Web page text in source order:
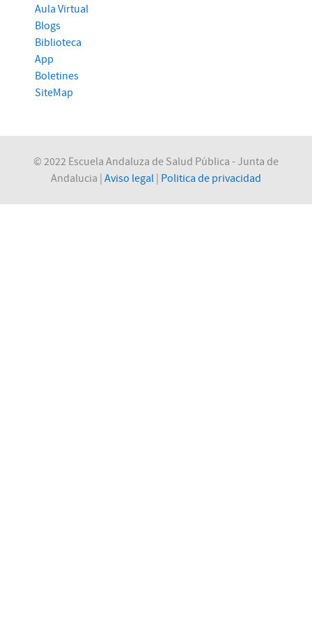
Aula Virtual
Blogs
Biblioteca
App
Boletines
SiteMap
© 2022 Escuela Andaluza de Salud Pública - Junta de
Andalucia | Aviso legal | Politica de privacidad